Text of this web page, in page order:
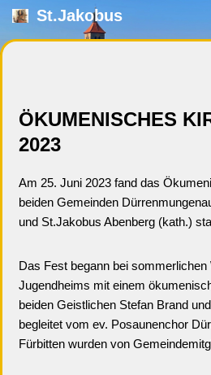
Zum
St.Jakobus
ÖKUMENISCHES
2023
Am 25. Juni 2023 fand das
beiden Gemeinden
und St.Jakobus Abenberg (kath.)
Das Fest begann bei
Jugendheims mit einem
beiden Geistlichen Stefan Brand
begleitet vom ev. Posaunenchor
Fürbitten wurden von